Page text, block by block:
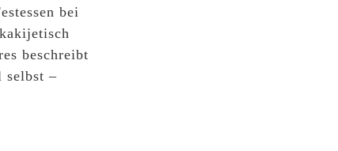
bei
beschreibt
selbst –